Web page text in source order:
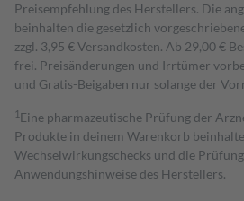
Preisempfehlung des Herstellers. Die
beinhalten die gesetzlich
zzgl. 3,95 € Versandkosten. Ab 29,00 €
frei. Preisänderungen und Irrtümer
und Gratis-Beigaben nur solange der
1 Eine pharmazeutische Prüfung der
Produkte in deinem Warenkorb
Wechselwirkungschecks und die
Anwendungshinweise des Herstellers.